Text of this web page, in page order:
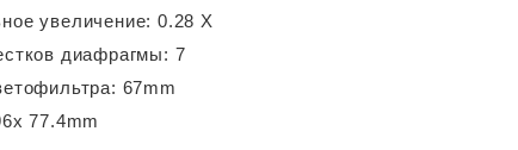
увеличение: 0.28 X
диафрагмы: 7
67mm
77.4mm